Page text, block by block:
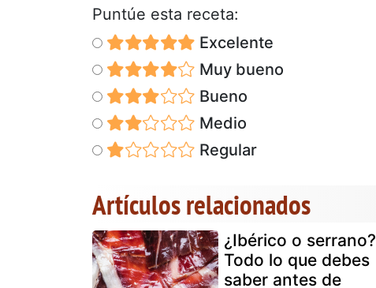
Puntúe esta receta:
Excelente
Muy bueno
Bueno
Medio
Regular
Artículos relacionados
¿Ibérico o serrano?
Todo lo que debes
saber antes de